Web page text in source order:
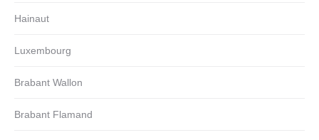
Hainaut
Luxembourg
Brabant Wallon
Brabant Flamand